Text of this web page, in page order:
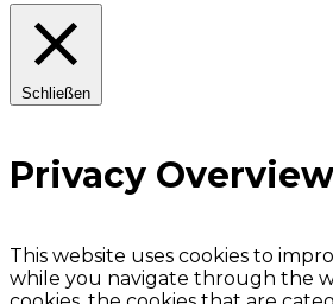
Schließen
Privacy Overview
This website uses cookies to
while you navigate through the